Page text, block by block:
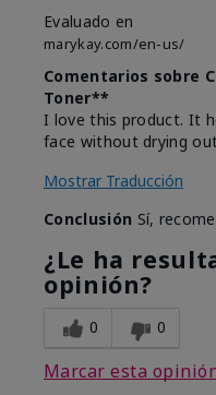
Evaluado en
marykay.com/en-us/
Comentarios sobre
Toner**
I love this product. It
face without drying
Mostrar Traducción
Conclusión Sí,
¿Le ha
opinión?
0 0
Marcar esta